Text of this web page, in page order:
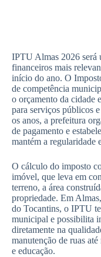
IPTU Almas 2026 será
financeiros mais
início do ano. O
de competência
o orçamento da cidade
para serviços públicos
os anos, a prefeitura
de pagamento e
mantém a regularidade
O cálculo do imposto
imóvel, que leva em
terreno, a área
propriedade. Em
do Tocantins, o IPTU
municipal e possibilita
diretamente na
manutenção de ruas
e educação.